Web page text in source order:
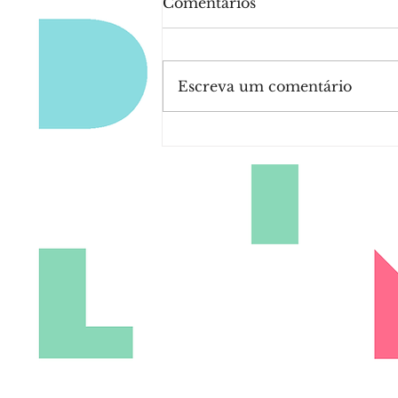
Escreva um comentário